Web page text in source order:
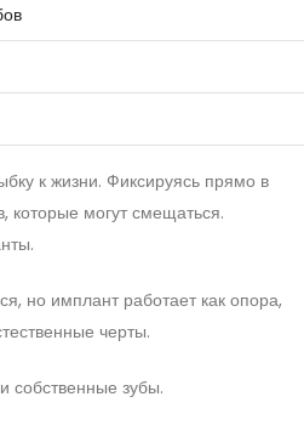
к жизни. Фиксируясь прямо в
которые могут смещаться.
но имплант работает как опора,
черты.
собственные зубы.